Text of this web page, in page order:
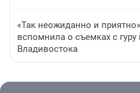
«Так неожиданно и
вспомнила о съемках с
Владивостока